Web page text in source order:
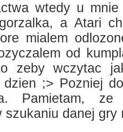
wtedy u
a Atari
mialem
od
zeby wczytac
;> Pozniej
Pamietam,
szukaniu danej